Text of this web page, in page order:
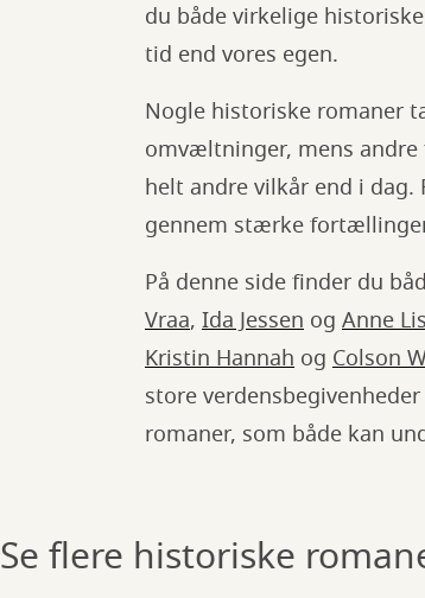
du både virkelige
tid end vores egen.
Nogle historiske romaner
omvæltninger, mens
helt andre vilkår end i
gennem stærke
På denne side finder du
Vraa, Ida Jessen og Anne
Kristin Hannah og Colson
store
romaner, som både kan
Se flere historiske